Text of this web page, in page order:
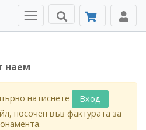
наем
натиснете
Вход
посочен във фактурата за